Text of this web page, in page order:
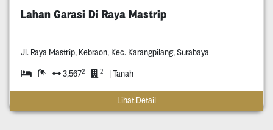
Lahan Garasi Di Raya Mastrip
Jl. Raya Mastrip, Kebraon, Kec. Karangpilang, Surabaya
3,5672 2 | Tanah
Lihat Detail